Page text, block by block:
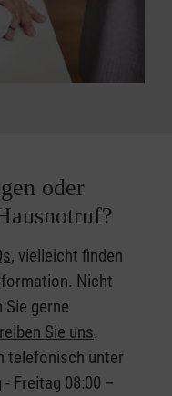
oder
, vielleicht finden
Nicht
Sie gerne
Sie uns.
telefonisch unter
Freitag 08:00 –